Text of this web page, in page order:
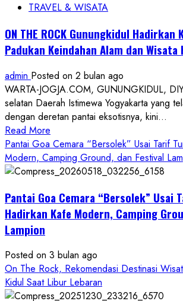
TRAVEL & WISATA
ON THE ROCK Gunungkidul Hadirkan
Padukan Keindahan Alam dan Wisata
admin Posted on 2 bulan ago
WARTA-JOGJA.COM, GUNUNGKIDUL,
selatan Daerah Istimewa Yogyakarta yang
dengan deretan pantai eksotisnya, kini...
Read More
more
about
ON
ROCK
Gunungkidul
Baru,
Padukan
Keindahan
Alam
Pantai Goa Cemara “Bersolek” Usai Tarif
Modern, Camping Ground, dan Festival
Pantai Goa Cemara “Bersolek” Usai
Hadirkan Kafe Modern, Camping
Lampion
Posted on 3 bulan ago
On The Rock, Rekomendasi Destinasi
Kidul Saat Libur Lebaran